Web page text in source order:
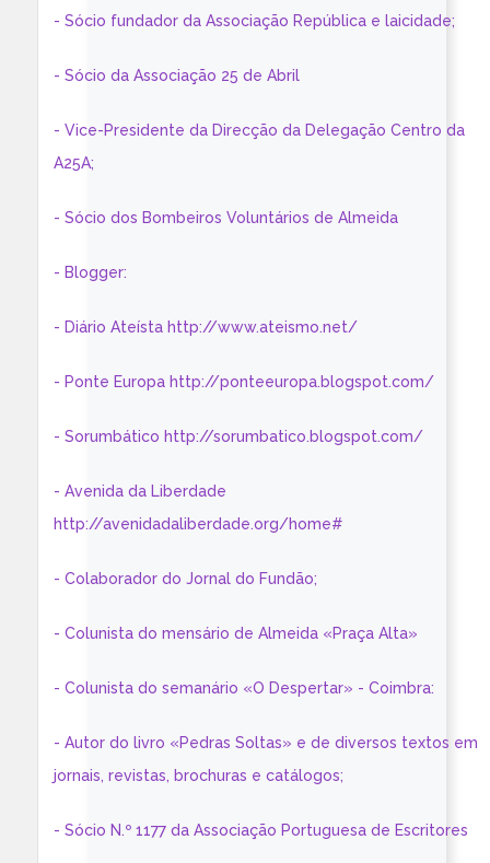
- Sócio fundador da Associação República e laicidade;
- Sócio da Associação 25 de Abril
- Vice-Presidente da Direcção da Delegação Centro da
A25A;
- Sócio dos Bombeiros Voluntários de Almeida
- Blogger:
- Diário Ateísta http://www.ateismo.net/
- Ponte Europa http://ponteeuropa.blogspot.com/
- Sorumbático http://sorumbatico.blogspot.com/
- Avenida da Liberdade
http://avenidadaliberdade.org/home#
- Colaborador do Jornal do Fundão;
- Colunista do mensário de Almeida «Praça Alta»
- Colunista do semanário «O Despertar» - Coimbra:
- Autor do livro «Pedras Soltas» e de diversos textos em
jornais, revistas, brochuras e catálogos;
- Sócio N.º 1177 da Associação Portuguesa de Escritores